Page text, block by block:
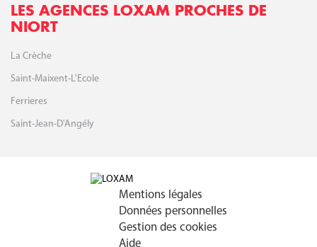
LES AGENCES LOXAM PROCHES DE
NIORT
La Crèche
Saint-Maixent-L'Ecole
Ferrieres
Saint-Jean-D'Angély
Mentions légales
Données personnelles
Gestion des cookies
Aide